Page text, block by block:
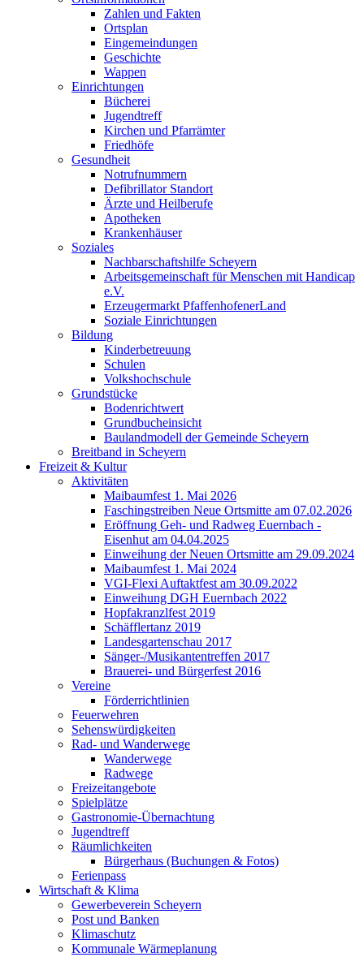
Zahlen und Fakten
Ortsplan
Eingemeindungen
Geschichte
Wappen
Einrichtungen
Bücherei
Jugendtreff
Kirchen und Pfarrämter
Friedhöfe
Gesundheit
Notrufnummern
Defibrillator Standort
Ärzte und Heilberufe
Apotheken
Krankenhäuser
Soziales
Nachbarschaftshilfe Scheyern
Arbeitsgemeinschaft für Menschen mit Handicap
e.V.
Erzeugermarkt PfaffenhofenerLand
Soziale Einrichtungen
Bildung
Kinderbetreuung
Schulen
Volkshochschule
Grundstücke
Bodenrichtwert
Grundbucheinsicht
Baulandmodell der Gemeinde Scheyern
Breitband in Scheyern
Freizeit & Kultur
Aktivitäten
Maibaumfest 1. Mai 2026
Faschingstreiben Neue Ortsmitte am 07.02.2026
Eröffnung Geh- und Radweg Euernbach -
Eisenhut am 04.04.2025
Einweihung der Neuen Ortsmitte am 29.09.2024
Maibaumfest 1. Mai 2024
VGI-Flexi Auftaktfest am 30.09.2022
Einweihung DGH Euernbach 2022
Hopfakranzlfest 2019
Schäfflertanz 2019
Landesgartenschau 2017
Sänger-/Musikantentreffen 2017
Brauerei- und Bürgerfest 2016
Vereine
Förderrichtlinien
Feuerwehren
Sehenswürdigkeiten
Rad- und Wanderwege
Wanderwege
Radwege
Freizeitangebote
Spielplätze
Gastronomie-Übernachtung
Jugendtreff
Räumlichkeiten
Bürgerhaus (Buchungen & Fotos)
Ferienpass
Wirtschaft & Klima
Gewerbeverein Scheyern
Post und Banken
Klimaschutz
Kommunale Wärmeplanung